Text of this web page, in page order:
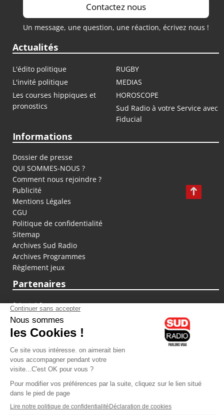
Contactez nous
Un message, une question, une réaction, écrivez nous !
Actualités
L'édito politique
RUGBY
L'invité politique
MEDIAS
Les courses hippiques et
pronostics
HOROSCOPE
Sud Radio à votre Service avec
Fiducial
Informations
Dossier de presse
QUI SOMMES-NOUS ?
Comment nous rejoindre ?
Publicité
Mentions Légales
CGU
Politique de confidentialité
Sitemap
Archives Sud Radio
Archives Programmes
Règlement jeux
Partenaires
fiducial.fr
lyoncapitale.fr
olympique-et-lyonnais.com
L'application Iphone / Android
Téléchargez l'application
Les cookies